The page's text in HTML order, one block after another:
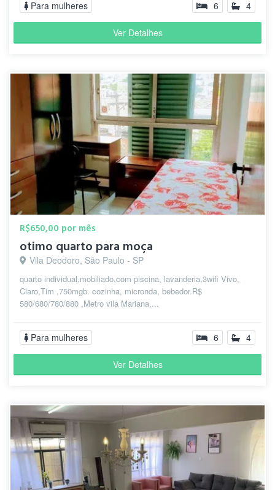
Para mulheres 6 4
Ver Detalhes
R$650,00 por mês
otimo quarto para moça
Vila Deodoro, São Paulo - SP
quarto individual,mobiliado,com piscina, lavanderia,3wifi Vivo,
Claro,Tim ,750mgb. cozinha, micronda, bebedor.R$
580/680/780/880 ,Metro vila Mariana,...
Para mulheres 6 4
Ver Detalhes